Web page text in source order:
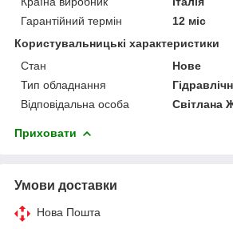
Гарантійний термін
12 міс
Користувальницькі характеристики
Стан
Нове
Тип обладнання
Відповідальна особа
Світлана
Приховати
Умови доставки
Нова Пошта